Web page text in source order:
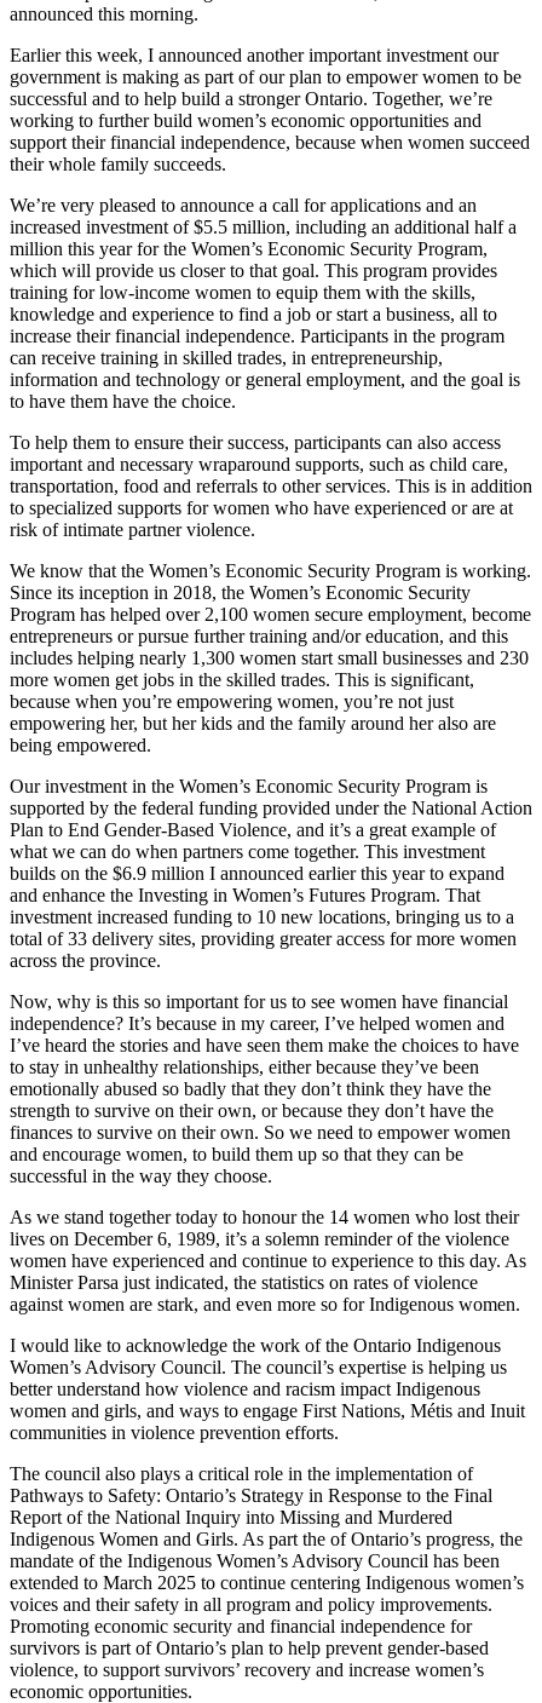
announced this morning.
Earlier this week, I announced another important investment our
government is making as part of our plan to empower women to be
successful and to help build a stronger Ontario. Together, we’re
working to further build women’s economic opportunities and
support their financial independence, because when women succeed
their whole family succeeds.
We’re very pleased to announce a call for applications and an
increased investment of $5.5 million, including an additional half a
million this year for the Women’s Economic Security Program,
which will provide us closer to that goal. This program provides
training for low-income women to equip them with the skills,
knowledge and experience to find a job or start a business, all to
increase their financial independence. Participants in the program
can receive training in skilled trades, in entrepreneurship,
information and technology or general employment, and the goal is
to have them have the choice.
To help them to ensure their success, participants can also access
important and necessary wraparound supports, such as child care,
transportation, food and referrals to other services. This is in addition
to specialized supports for women who have experienced or are at
risk of intimate partner violence.
We know that the Women’s Economic Security Program is working.
Since its inception in 2018, the Women’s Economic Security
Program has helped over 2,100 women secure employment, become
entrepreneurs or pursue further training and/or education, and this
includes helping nearly 1,300 women start small businesses and 230
more women get jobs in the skilled trades. This is significant,
because when you’re empowering women, you’re not just
empowering her, but her kids and the family around her also are
being empowered.
Our investment in the Women’s Economic Security Program is
supported by the federal funding provided under the National Action
Plan to End Gender-Based Violence, and it’s a great example of
what we can do when partners come together. This investment
builds on the $6.9 million I announced earlier this year to expand
and enhance the Investing in Women’s Futures Program. That
investment increased funding to 10 new locations, bringing us to a
total of 33 delivery sites, providing greater access for more women
across the province.
Now, why is this so important for us to see women have financial
independence? It’s because in my career, I’ve helped women and
I’ve heard the stories and have seen them make the choices to have
to stay in unhealthy relationships, either because they’ve been
emotionally abused so badly that they don’t think they have the
strength to survive on their own, or because they don’t have the
finances to survive on their own. So we need to empower women
and encourage women, to build them up so that they can be
successful in the way they choose.
As we stand together today to honour the 14 women who lost their
lives on December 6, 1989, it’s a solemn reminder of the violence
women have experienced and continue to experience to this day. As
Minister Parsa just indicated, the statistics on rates of violence
against women are stark, and even more so for Indigenous women.
I would like to acknowledge the work of the Ontario Indigenous
Women’s Advisory Council. The council’s expertise is helping us
better understand how violence and racism impact Indigenous
women and girls, and ways to engage First Nations, Métis and Inuit
communities in violence prevention efforts.
The council also plays a critical role in the implementation of
Pathways to Safety: Ontario’s Strategy in Response to the Final
Report of the National Inquiry into Missing and Murdered
Indigenous Women and Girls. As part the of Ontario’s progress, the
mandate of the Indigenous Women’s Advisory Council has been
extended to March 2025 to continue centering Indigenous women’s
voices and their safety in all program and policy improvements.
Promoting economic security and financial independence for
survivors is part of Ontario’s plan to help prevent gender-based
violence, to support survivors’ recovery and increase women’s
economic opportunities.